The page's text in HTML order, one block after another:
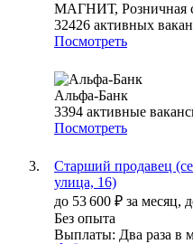
МАГНИТ, Розничная
32426 активных
Посмотреть
Альфа-Банк
3394 активные
Посмотреть
Старший продавец
улица, 16)
до 53 600 ₽ за месяц,
Без опыта
Выплаты: Два раза в